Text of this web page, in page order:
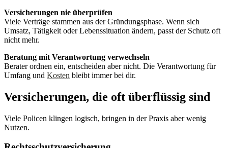
Versicherungen nie überprüfen
Viele Verträge stammen aus der Gründungsphase. Wenn sich
Umsatz, Tätigkeit oder Lebenssituation ändern, passt der Schutz oft
nicht mehr.
Beratung mit Verantwortung verwechseln
Berater ordnen ein, entscheiden aber nicht. Die Verantwortung für
Umfang und Kosten bleibt immer bei dir.
Versicherungen, die oft überflüssig sind
Viele Policen klingen logisch, bringen in der Praxis aber wenig
Nutzen.